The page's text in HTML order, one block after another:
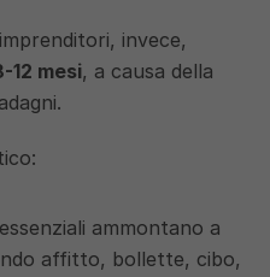
invece,
12 mesi, a causa della
ammontano a
affitto, bollette, cibo,